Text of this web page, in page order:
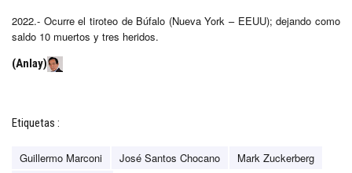
2022.- Ocurre el tiroteo de Búfalo (Nueva York – EEUU); dejando como
saldo 10 muertos y tres heridos.
(Anlay)
Etiquetas :
Guillermo Marconi José Santos Chocano
Mark Zuckerberg